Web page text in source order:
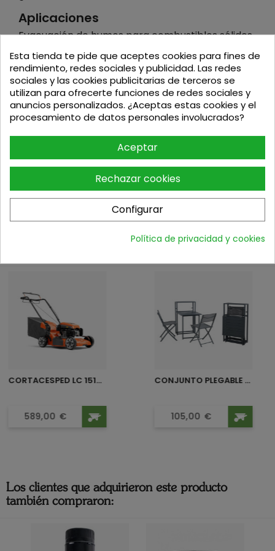
Aplicaciones
Evacuación de humos para combustibles sólidos
gaseosos.
Montaje interior.
CERTIFICADO CE
Certificado de conformidad de control de
producción en fábrica, en cumplimiento del
Reglamento de Productos de Construcción
Producto certificado por KIWA conforme a la
norma EN 1856-2:2009
CORTACESPED LC 151S HUSQVARNA
Precio
589,00 €
CONJUNTO PLEGABLE ACERO HERA
Precio
105,00 €
Los clientes que adquirieron este producto
también compraron:
Esta tienda te pide que aceptes cookies para fines de
rendimiento, redes sociales y publicidad. Las redes
sociales y las cookies publicitarias de terceros se
utilizan para ofrecerte funciones de redes sociales y
anuncios personalizados. ¿Aceptas estas cookies y el
procesamiento de datos personales involucrados?
Aceptar
Rechazar cookies
Configurar
Política de privacidad y cookies